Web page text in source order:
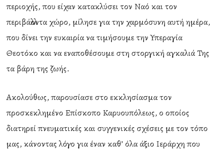
περιοχής, που είχαν κατακλύσει τον Ναό και τον
περιβάλλοντα χώρο, μίλησε για την χαρμόσυνη αυτή ημέρα,
που δίνει την ευκαιρία να τιμήσουμε την Υπεραγία
Θεοτόκο και να εναποθέσουμε στη στοργική αγκαλιά Της
τα βάρη της ζωής.
Ακολούθως, παρουσίασε στο εκκλησίασμα τον
προσκεκλημένο Επίσκοπο Καρυουπόλεως, ο οποίος
διατηρεί πνευματικές και συγγενικές σχέσεις με τον τόπο
μας, κάνοντας λόγο για έναν καθ’ όλα άξιο Ιεράρχη που